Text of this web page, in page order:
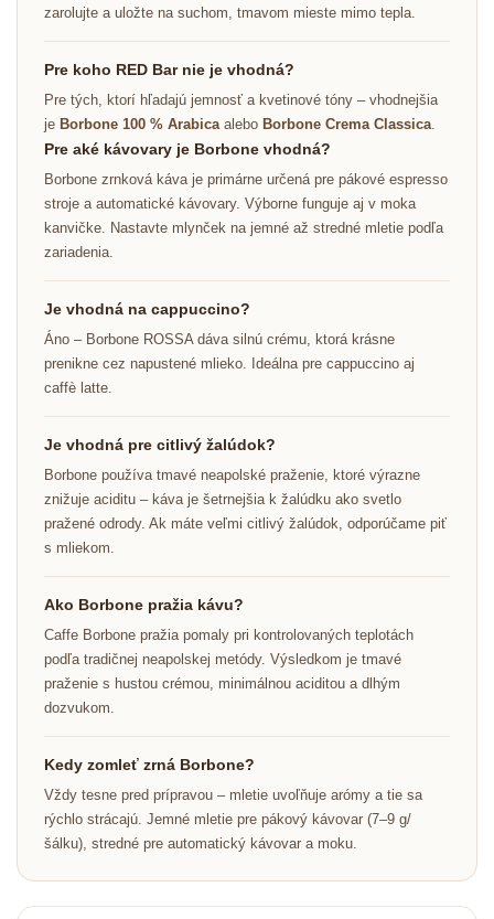
zarolujte a uložte na suchom, tmavom mieste mimo tepla.
Pre koho RED Bar nie je vhodná?
Pre tých, ktorí hľadajú jemnosť a kvetinové tóny – vhodnejšia
je Borbone 100 % Arabicaalebo Borbone Crema Classica.
Pre aké kávovary je Borbone vhodná?
Borbone zrnková káva je primárne určená pre pákové espresso
stroje a automatické kávovary. Výborne funguje aj v moka
kanvičke. Nastavte mlynček na jemné až stredné mletie podľa
zariadenia.
Je vhodná na cappuccino?
Áno – Borbone ROSSA dáva silnú crému, ktorá krásne
prenikne cez napustené mlieko. Ideálna pre cappuccino aj
caffè latte.
Je vhodná pre citlivý žalúdok?
Borbone používa tmavé neapolské praženie, ktoré výrazne
znižuje aciditu – káva je šetrnejšia k žalúdku ako svetlo
pražené odrody. Ak máte veľmi citlivý žalúdok, odporúčame piť
s mliekom.
Ako Borbone pražia kávu?
Caffe Borbone pražia pomaly pri kontrolovaných teplotách
podľa tradičnej neapolskej metódy. Výsledkom je tmavé
praženie s hustou crémou, minimálnou aciditou a dlhým
dozvukom.
Kedy zomleť zrná Borbone?
Vždy tesne pred prípravou – mletie uvoľňuje arómy a tie sa
rýchlo strácajú. Jemné mletie pre pákový kávovar (7–9 g/
šálku), stredné pre automatický kávovar a moku.